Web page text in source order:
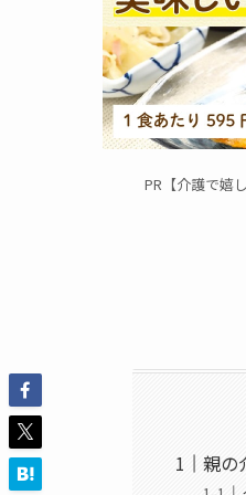
PR【介護で嬉
親の